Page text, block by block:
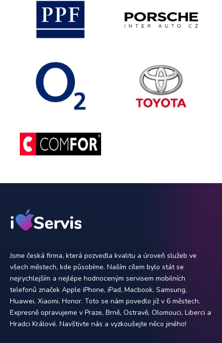
Jsme česká firma, která pozvedla kvalitu a úroveň služeb ve
všech městech, kde působíme. Naším cílem bylo stát se
nejrychlejším a nejlépe hodnoceným servisem mobilních
telefonů značek Apple iPhone, iPad, Macbook, Samsung,
Huawei, Xiaomi, Honor. Toto se nám povedlo již v 6 městech.
Expresně opravujeme v Praze, Brně, Ostravě, Olomouci, Liberci a
Hradci Králové. Navštivte nás a vyzkoušejte něco jiného!